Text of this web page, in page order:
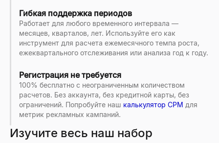
Гибкая поддержка периодов
Работает для любого временного интервала —
месяцев, кварталов, лет. Используйте его как
инструмент для расчета ежемесячного темпа роста,
ежеквартального отслеживания или анализа год к году.
Регистрация не требуется
100% бесплатно с неограниченным количеством
расчетов. Без аккаунта, без кредитной карты, без
ограничений. Попробуйте наш калькулятор CPM для
метрик рекламных кампаний.
Изучите весь наш набор